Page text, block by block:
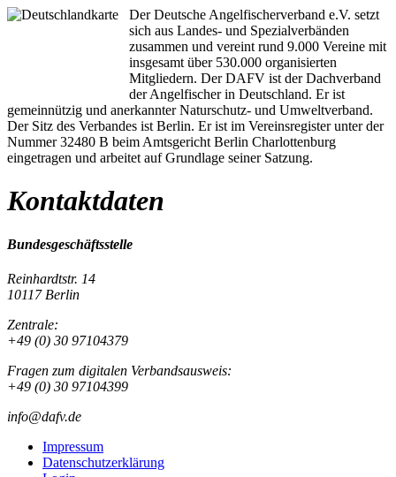
Der Deutsche Angelfischerverband e.V. setzt
sich aus Landes- und Spezialverbänden
zusammen und vereint rund 9.000 Vereine mit
insgesamt über 530.000 organisierten
Mitgliedern. Der DAFV ist der Dachverband
der Angelfischer in Deutschland. Er ist
gemeinnützig und anerkannter Naturschutz- und Umweltverband.
Der Sitz des Verbandes ist Berlin. Er ist im Vereinsregister unter der
Nummer 32480 B beim Amtsgericht Berlin Charlottenburg
eingetragen und arbeitet auf Grundlage seiner Satzung.
Kontaktdaten
Bundesgeschäftsstelle
Reinhardtstr. 14
10117 Berlin
Zentrale:
+49 (0) 30 97104379
Fragen zum digitalen Verbandsausweis:
+49 (0) 30 97104399
info@dafv.de
Impressum
Datenschutzerklärung